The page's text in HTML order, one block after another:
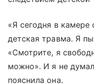
«Я сегодня в камере
детская травма. Я
«Смотрите, я
можно». И я не
пояснила она.